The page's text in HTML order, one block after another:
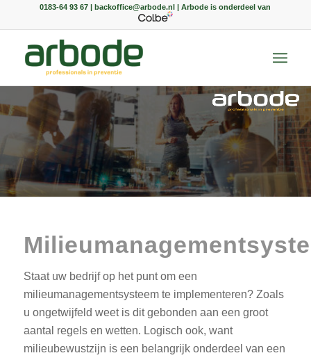
0183-64 93 67 | backoffice@arbode.nl | Arbode is onderdeel van
Staat uw bedrijf op het punt om een
milieumanagementsysteem te implementeren? Zoals
u ongetwijfeld weet is dit gebonden aan een groot
aantal regels en wetten. Logisch ook, want
milieubewustzijn is een belangrijk onderdeel van een